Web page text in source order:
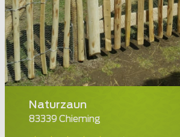
Naturzaun
83339 Chieming